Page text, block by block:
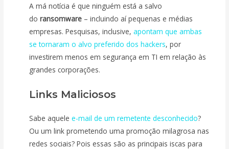
A má notícia é que ninguém está a salvo
do ransomware – incluindo aí pequenas e médias
empresas. Pesquisas, inclusive,apontam que ambas
se tornaram o alvo preferido dos hackers, por
investirem menos em segurança em TI em relação às
grandes corporações.
Links Maliciosos
Sabe aquelee-mail de um remetente desconhecido?
Ou um link prometendo uma promoção milagrosa nas
redes sociais? Pois essas são as principais iscas para